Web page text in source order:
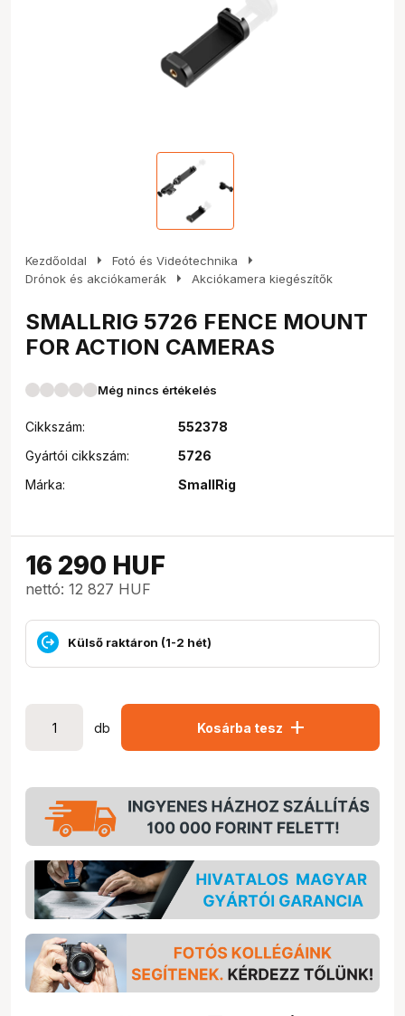
Kezdőoldal arrow_right Fotó és Videótechnika arrow_right
Drónok és akciókamerák arrow_right Akciókamera kiegészítők
SMALLRIG 5726 FENCE MOUNT
FOR ACTION CAMERAS
Még nincs értékelés
Cikkszám:
552378
Gyártói cikkszám:
5726
Márka:
SmallRig
16 290 HUF
nettó: 12 827 HUF
Külső raktáron (1-2 hét)
db Kosárba tesz add